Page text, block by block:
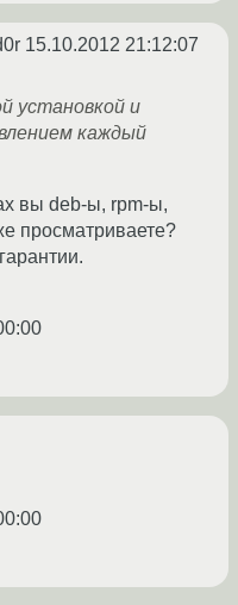
15.10.2012 21:12:07
установкой и
каждый
вы deb-ы, rpm-ы,
просматриваете?